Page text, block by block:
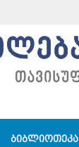
ბიბლიოთეკა